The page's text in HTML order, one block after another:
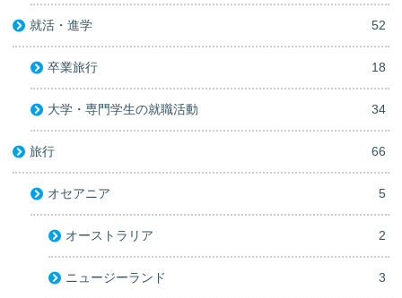
就活・進学 52
卒業旅行 18
大学・専門学生の就職活動 34
旅行 66
オセアニア 5
オーストラリア 2
ニュージーランド 3